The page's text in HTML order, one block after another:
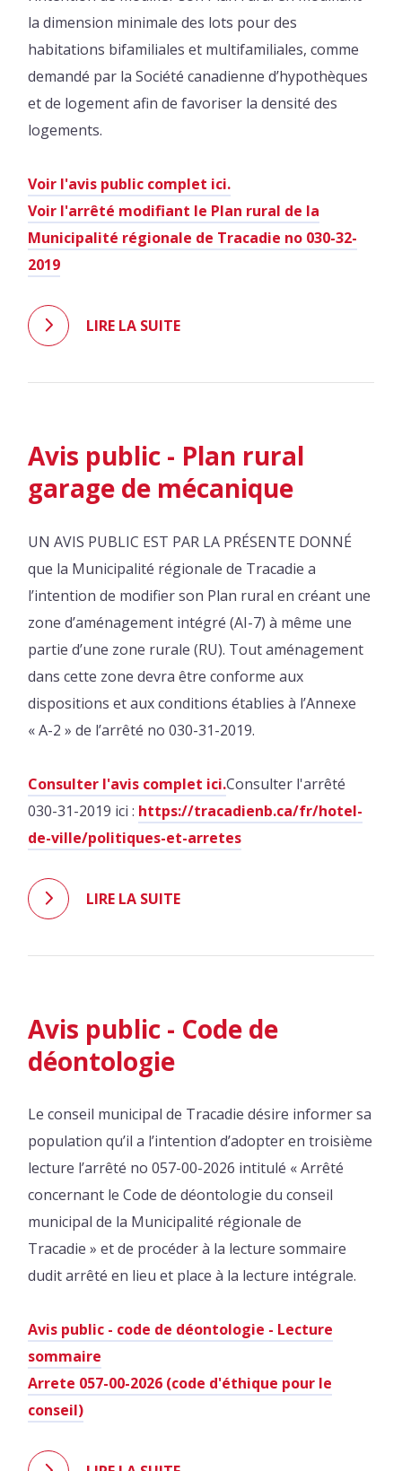
la dimension minimale des lots pour des
habitations bifamiliales et multifamiliales, comme
demandé par la Société canadienne d’hypothèques
et de logement afin de favoriser la densité des
logements.
Voir l'avis public complet ici.
Voir l'arrêté modifiant le Plan rural de la
Municipalité régionale de Tracadie no 030-32-
2019
LIRE LA SUITE
Avis public - Plan rural
garage de mécanique
UN AVIS PUBLIC EST PAR LA PRÉSENTE DONNÉ
que la Municipalité régionale de Tracadie a
l’intention de modifier son Plan rural en créant une
zone d’aménagement intégré (AI-7) à même une
partie d’une zone rurale (RU). Tout aménagement
dans cette zone devra être conforme aux
dispositions et aux conditions établies à l’Annexe
« A-2 » de l’arrêté no 030-31-2019.
Consulter l'avis complet ici.Consulter l'arrêté
030-31-2019 ici : https://tracadienb.ca/fr/hotel-
de-ville/politiques-et-arretes
LIRE LA SUITE
Avis public - Code de
déontologie
Le conseil municipal de Tracadie désire informer sa
population qu’il a l’intention d’adopter en troisième
lecture l’arrêté no 057-00-2026 intitulé « Arrêté
concernant le Code de déontologie du conseil
municipal de la Municipalité régionale de
Tracadie » et de procéder à la lecture sommaire
dudit arrêté en lieu et place à la lecture intégrale.
Avis public - code de déontologie - Lecture
sommaire
Arrete 057-00-2026 (code d'éthique pour le
conseil)